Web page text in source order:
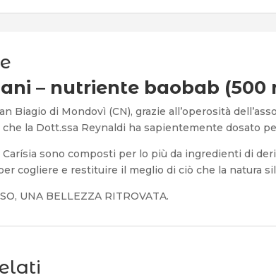
– nutriente baobab (500
Biagio di Mondovì (CN), grazie all’operosità
che la Dott.ssa Reynaldi ha sapientemente dosato
sono composti per lo più da ingredienti di
cogliere e restituire il meglio di ciò che la natura
UNA BELLEZZA RITROVATA.